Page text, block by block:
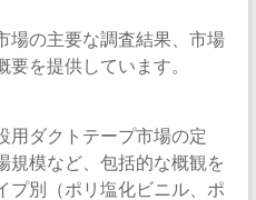
場の主要な調査結果、市場
を提供しています。
用ダクトテープ市場の定
規模など、包括的な概観を
プ別（ポリ塩化ビニル、ポ